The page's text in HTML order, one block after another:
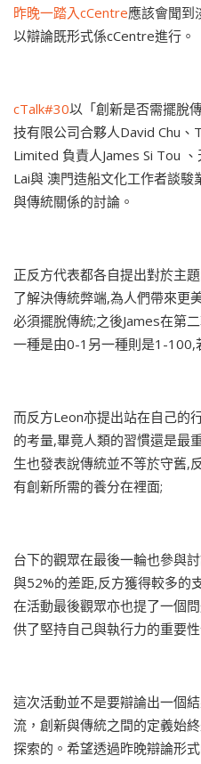
昨晚一踏入cCentre應該會聞到
以辯論既形式係cCentre進行。
cTalk#30以「創新是否需擺脫
技有限公司合夥人David Chu
Limited 負責人James Si Tou
Lai與 澳門造船文化工作者談
與傳統關係的討論。
正反方代表都各自提出對於主
了解決傳統弊端,為人們帶來更
必須擺脫傳統;之後James在第
一種是由0-1另一種則是1-100,
而反方Leon亦提出站在自己的
的考量,畢竟人類的習慣還是最
生也發表說傳統並不等於守舊,
有創新所需的養分在裡面;
台下的觀眾在最後一輪也參與
與52%的差距,反方獲得較多的
在活動最後觀眾亦也提了一個
供了堅持自己與執行力的重要
這次活動並不是要辯論出一個
流，創新與傳統之間的定義始
探索的。希望透過昨晚辯論形